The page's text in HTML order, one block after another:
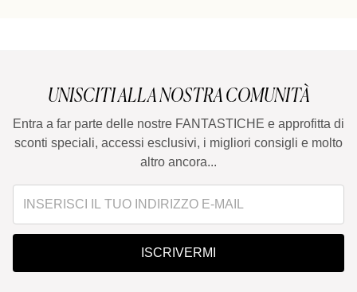
UNISCITI ALLA NOSTRA COMUNITÀ
Entra a far parte delle nostre FANTASTICHE e approfitta di
sconti speciali, accessi esclusivi, i migliori consigli e molto
altro ancora...
ISCRIVERMI